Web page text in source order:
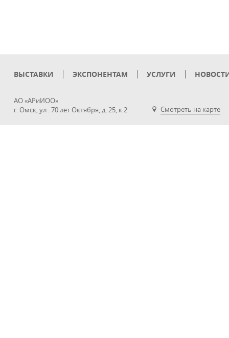
ВЫСТАВКИ ЭКСПОНЕНТАМ УСЛУГИ
АО «АРиИОО»
г. Омск, ул . 70 лет Октября, д. 25, к 2
Смотреть на карте